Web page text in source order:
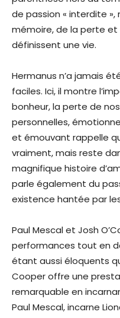
de passion « interdite
mémoire, de la perte
définissent une vie.
Hermanus n’a jamais
faciles. Ici, il montre
bonheur, la perte de
personnelles,
et émouvant rappelle
vraiment, mais reste
magnifique histoire
parle également du
existence hantée par
Paul Mescal et Josh
performances tout en
étant aussi éloquents
Cooper offre une
remarquable en
Paul Mescal, incarne